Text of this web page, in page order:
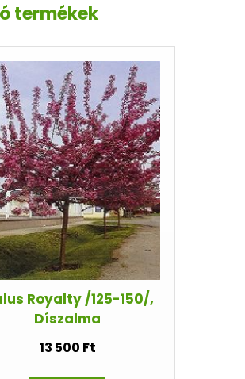
termékek
Royalty /125-150/,
Díszalma
13 500 Ft